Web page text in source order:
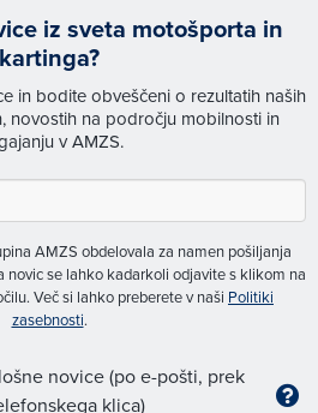
iz sveta motošporta in
kartinga?
in bodite obveščeni o rezultatih naših
novostih na področju mobilnosti in
v AMZS.
AMZS obdelovala za namen pošiljanja
novic se lahko kadarkoli odjavite s klikom na
Več si lahko preberete v naši Politiki
zasebnosti.
novice (po e-pošti, prek
klica)